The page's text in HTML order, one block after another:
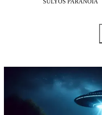
SÚLYOS PARANOIA